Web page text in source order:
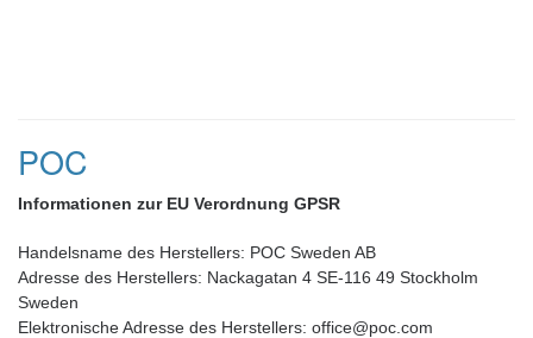
POC
Informationen zur EU Verordnung GPSR
Handelsname des Herstellers: POC Sweden AB
Adresse des Herstellers: Nackagatan 4 SE-116 49 Stockholm
Sweden
Elektronische Adresse des Herstellers: office@poc.com